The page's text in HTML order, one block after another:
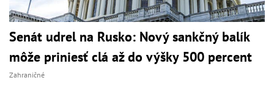
Senát udrel na Rusko: Nový sankčný balík
môže priniesť clá až do výšky 500 percent
Zahraničné